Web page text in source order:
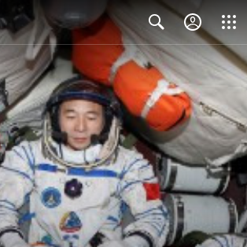
Search Close